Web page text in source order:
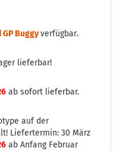
GP Buggyverfügbar.
lieferbar!
ab sofort lieferbar.
auf der
Liefertermin: 30 März
ab Anfang Februar